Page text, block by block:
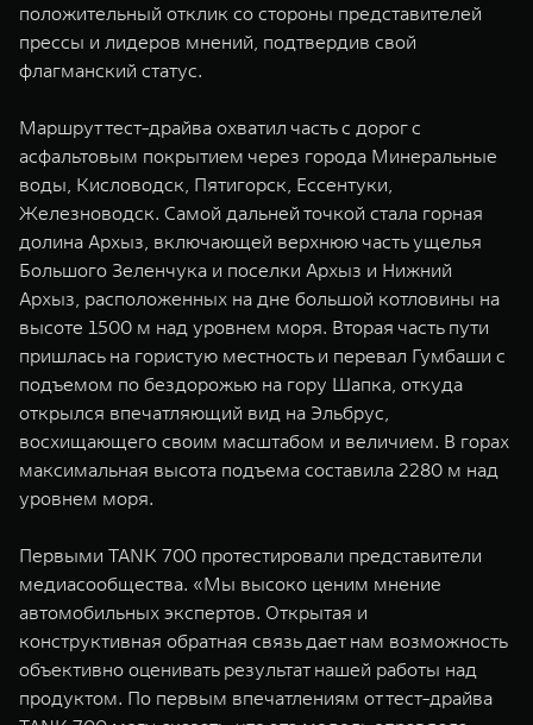
WEY 80
Масштаб возможностей
от 6 449 000 ₽
WEY 80
Масштаб
от 8 099
положительный отклик со стороны представителей
прессы и лидеров мнений, подтвердив свой
флагманский статус.
Маршрут тест-драйва охватил часть с дорог с
асфальтовым покрытием через города Минеральные
воды, Кисловодск, Пятигорск, Ессентуки,
Железноводск. Самой дальней точкой стала горная
долина Архыз, включающей верхнюю часть ущелья
Большого Зеленчука и поселки Архыз и Нижний
Архыз, расположенных на дне большой котловины на
высоте 1500 м над уровнем моря. Вторая часть пути
пришлась на гористую местность и перевал Гумбаши с
подъемом по бездорожью на гору Шапка, откуда
открылся впечатляющий вид на Эльбрус,
восхищающего своим масштабом и величием. В горах
максимальная высота подъема составила 2280 м над
уровнем моря.
Первыми TANK 700 протестировали представители
медиасообщества. «Мы высоко ценим мнение
автомобильных экспертов. Открытая и
конструктивная обратная связь дает нам возможность
объективно оценивать результат нашей работы над
продуктом. По первым впечатлениям от тест-драйва